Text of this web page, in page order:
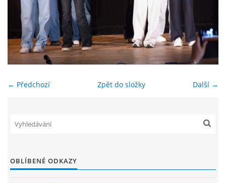
PROJEKTY
ENVIRONMENTÁLNÍ VÝCHOVA
FOTOALBUM
ŠKOLNÍ JÍDELNA
ARCHIV
← Předchozí Další →
Zpět do složky
OBLÍBENÉ ODKAZY